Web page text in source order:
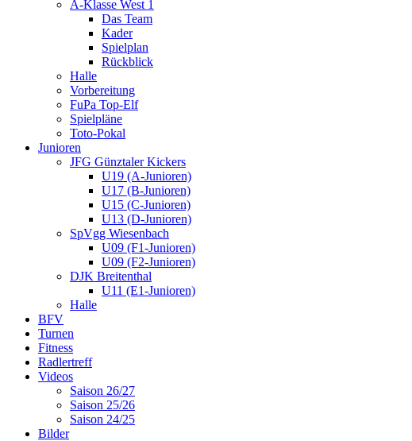
A-Klasse West 1
Das Team
Kader
Spielplan
Rückblick
Halle
Vorbereitung
FuPa Top-Elf
Spielpläne
Toto-Pokal
Junioren
JFG Günztaler Kickers
U19 (A-Junioren)
U17 (B-Junioren)
U15 (C-Junioren)
U13 (D-Junioren)
SpVgg Wiesenbach
U09 (F1-Junioren)
U09 (F2-Junioren)
DJK Breitenthal
U11 (E1-Junioren)
Halle
BFV
Turnen
Fitness
Radlertreff
Videos
Saison 26/27
Saison 25/26
Saison 24/25
Bilder